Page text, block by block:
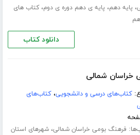
، پایه دهم، پایه ی دهم دوره ی دوم،کتاب های
دانلود کتاب
خراسان شمالی
کتاب‌های درسی و دانشجویی،کتاب‌های
فرهنگ بومی خراسان شمالی،شهرهای استان